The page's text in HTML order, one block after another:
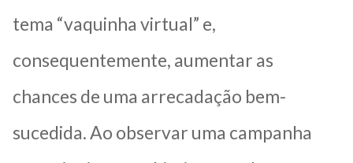
tema “vaquinha virtual” e,
consequentemente, aumentar as
chances de uma arrecadação bem-
sucedida. Ao observar uma campanha